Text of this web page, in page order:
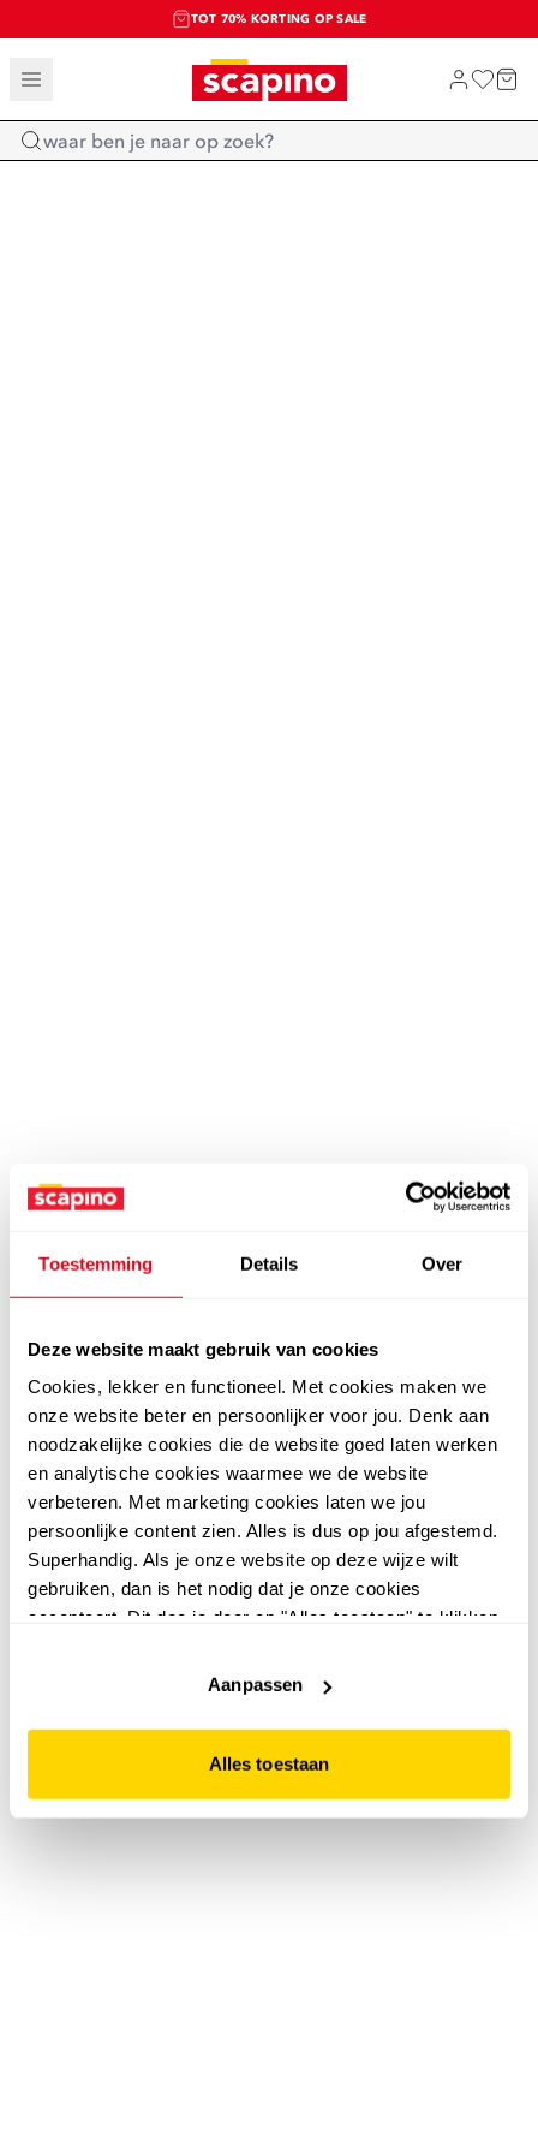
Toestemming Details Over
Deze website maakt gebruik van cookies
Cookies, lekker en functioneel. Met cookies maken we
onze website beter en persoonlijker voor jou. Denk aan
noodzakelijke cookies die de website goed laten werken
en analytische cookies waarmee we de website
verbeteren. Met marketing cookies laten we jou
persoonlijke content zien. Alles is dus op jou afgestemd.
Superhandig. Als je onze website op deze wijze wilt
gebruiken, dan is het nodig dat je onze cookies
accepteert. Dit doe je door op "Alles toestaan" te klikken.
website niet optimaal functioneert.
Aanpassen
Alles toestaan
TOT 70% KORTING OP SALE
SALE: LAATSTE KANS!
SHOP NIEUW
Home